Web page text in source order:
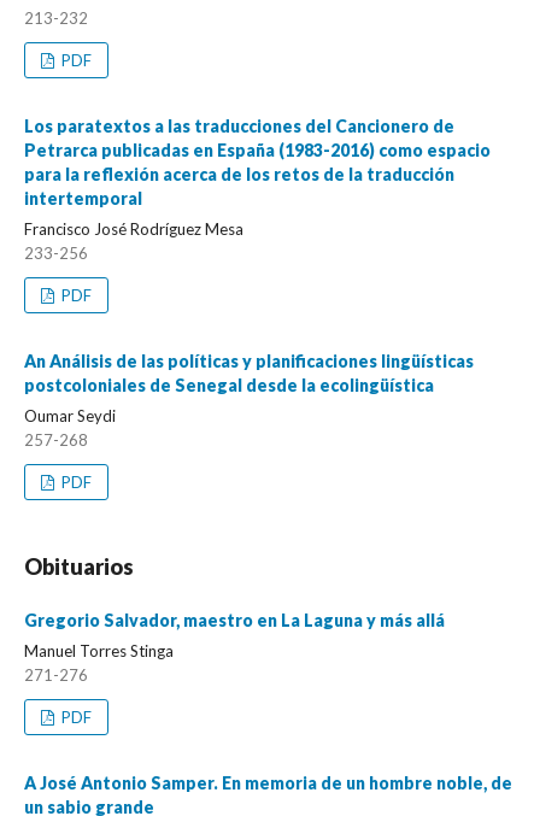
213-232
PDF
Los paratextos a las traducciones del Cancionero de
Petrarca publicadas en España (1983-2016) como espacio
para la reflexión acerca de los retos de la traducción
intertemporal
Francisco José Rodríguez Mesa
233-256
PDF
An Análisis de las políticas y planificaciones lingüísticas
postcoloniales de Senegal desde la ecolingüística
Oumar Seydi
257-268
PDF
Obituarios
Gregorio Salvador, maestro en La Laguna y más allá
Manuel Torres Stinga
271-276
PDF
A José Antonio Samper. En memoria de un hombre noble, de
un sabio grande